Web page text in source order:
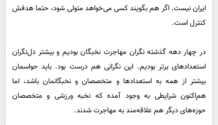
ایران نیست. اگر هم بگویند کسی می‌خواهد متولی شود، حتما هدفش
کنترل است.
در چهار دهه گذشته نگران مهاجرت نخبگان بودیم و بیشتر دل‌نگران
استعداد‌های برتر بودیم. این نگرانی هم درست بود. باید حواسمان
بیشتر از همه به استعداد‌ها و متخصصان و نخبگانمان باشد، اما
هم‌اکنون شرایطی به وجود آمده که نخبه ورزشی و متخصصان
حوزه‌های دیگر هم علاقه‌مند به مهاجرت شدند.